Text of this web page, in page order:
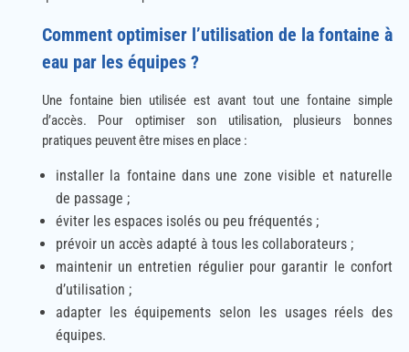
Comment optimiser l’utilisation de la fontaine à
eau par les équipes ?
Une fontaine bien utilisée est avant tout une fontaine simple
d’accès. Pour optimiser son utilisation, plusieurs bonnes
pratiques peuvent être mises en place :
installer la fontaine dans une zone visible et naturelle
de passage ;
éviter les espaces isolés ou peu fréquentés ;
prévoir un accès adapté à tous les collaborateurs ;
maintenir un entretien régulier pour garantir le confort
d’utilisation ;
adapter les équipements selon les usages réels des
équipes.